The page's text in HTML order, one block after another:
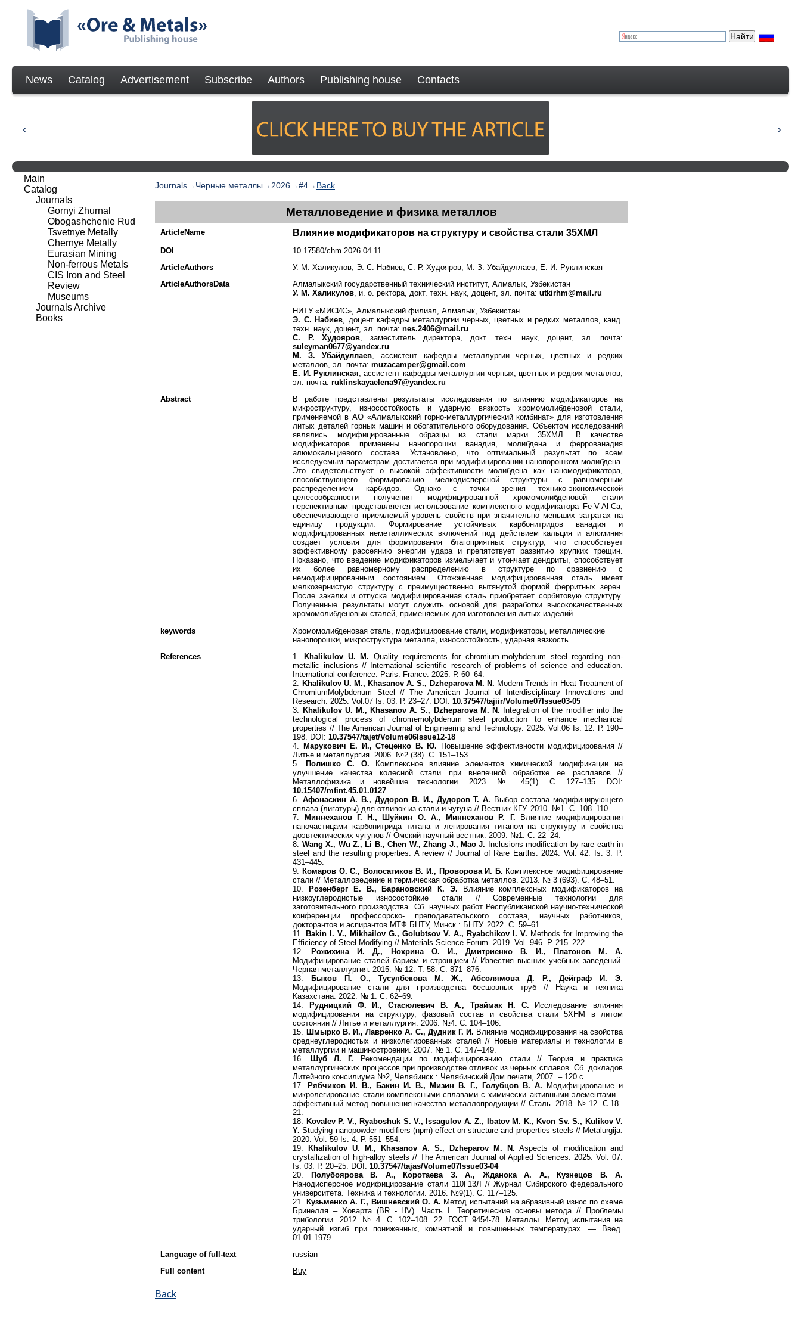
News Catalog Advertisement Subscribe Authors Publishing house Contacts
Journals→ Черные металлы → 2026→#4→ Back
Металловедение и физика металлов
ArticleName Влияние модификаторов на структуру и свойства стали 35ХМЛ
DOI
10.17580/chm.2026.04.11
ArticleAuthors
У. М. Халикулов, Э. С. Набиев, С. Р. Худояров, М. З. Убайдуллаев, Е. И. Руклинская
ArticleAuthorsData
Алмалыкский государственный технический институт, Алмалык, Узбекистан
У. М. Халикулов, и. о. ректора, докт. техн. наук, доцент, эл. почта:utkirhm@mail.ru
НИТУ «МИСИС», Алмалыкский филиал, Алмалык, Узбекистан
Э. С. Набиев, доцент кафедры металлургии черных, цветных и редких металлов, канд.
техн. наук, доцент, эл. почта:nes.2406@mail.ru
С. Р. Худояров, заместитель директора, докт. техн. наук, доцент, эл. почта:
suleyman0677@yandex.ru
М. З. Убайдуллаев, ассистент кафедры металлургии черных, цветных и редких
металлов, эл. почта:muzacamper@gmail.com
Е. И. Руклинская, ассистент кафедры металлургии черных, цветных и редких металлов,
эл. почта:ruklinskayaelena97@yandex.ru
Abstract
В работе представлены результаты исследования по влиянию модификаторов на
микроструктуру, износостойкость и ударную вязкость хромомолибденовой стали,
применяемой в АО «Алмалыкский горно-металлургический комбинат» для изготовления
литых деталей горных машин и обогатительного оборудования. Объектом исследований
являлись модифицированные образцы из стали марки 35ХМЛ. В качестве
модификаторов применены нанопорошки ванадия, молибдена и феррованадия
алюмокальциевого состава. Установлено, что оптимальный результат по всем
исследуемым параметрам достигается при модифицировании нанопорошком молибдена.
Это свидетельствует о высокой эффективности молибдена как наномодификатора,
способствующего формированию мелкодисперсной структуры с равномерным
распределением карбидов. Однако с точки зрения технико-экономической
целесообразности получения модифицированной хромомолибденовой стали
перспективным представляется использование комплексного модификатора Fe-V-Al-Ca,
обеспечивающего приемлемый уровень свойств при значительно меньших затратах на
единицу продукции. Формирование устойчивых карбонитридов ванадия и
модифицированных неметаллических включений под действием кальция и алюминия
создает условия для формирования благоприятных структур, что способствует
эффективному рассеянию энергии удара и препятствует развитию хрупких трещин.
Показано, что введение модификаторов измельчает и утончает дендриты, способствует
их более равномерному распределению в структуре по сравнению с
немодифицированным состоянием. Отожженная модифицированная сталь имеет
мелкозернистую структуру с преимущественно вытянутой формой ферритных зерен.
После закалки и отпуска модифицированная сталь приобретает сорбитовую структуру.
Полученные результаты могут служить основой для разработки высококачественных
хромомолибденовых сталей, применяемых для изготовления литых изделий.
keywords
Хромомолибденовая сталь, модифицирование стали, модификаторы, металлические
нанопорошки, микроструктура металла, износостойкость, ударная вязкость
References
1. Khalikulov U. M. Quality requirements for chromium-molybdenum steel regarding non-
metallic inclusions // International scientific research of problems of science and education.
International conference. Paris. France. 2025. Р. 60–64.
2. Khalikulov U. M., Khasanov A. S., Dzheparovа M. N. Modern Trends in Heat Treatment of
ChromiumMolybdenum Steel // The American Journal of Interdisciplinary Innovations and
Research. 2025. Vol.07 Is. 03. Р. 23–27. DOI:10.37547/tajiir/Volume07Issue03-05
3. Khalikulov U. M., Khasanov A. S., Dzheparovа M. N. Integration of the modifier into the
technological process of chromemolybdenum steel production to enhance mechanical
properties // The American Journal of Engineering and Technology. 2025. Vol.06 Is. 12. Р. 190–
198. DOI: 10.37547/tajet/Volume06Issue12-18
4. Марукович E. И., Стеценко B. Ю. Повышение эффективности модифицирования //
Литье и металлургия. 2006. №2 (38). С. 151–153.
5. Полишко С. O. Комплексное влияние элементов химической модификации на
улучшение качества колесной стали при внепечной обработке ее расплавов //
Металлофизика и новейшие технологии. 2023. № 45(1). С. 127–135. DOI:
10.15407/mfint.45.01.0127
6.
Афонаскин А. В., Дудоров В. И., Дудоров Т. А. Выбор состава модифицирующего
сплава (лигатуры) для отливок из стали и чугуна // Вестник КГУ. 2010. №1. С. 108–110.
7. Миннеханов Г. Н., Шуйкин О. А., Миннеханов Р. Г. Влияние модифицирования
наночастицами карбонитрида титана и легирования титаном на структуру и свойства
доэвтектических чугунов // Омский научный вестник. 2009. №1. С. 22–24.
8. Wang X., Wu Z., Li B., Chen W., Zhang J., Mao J. Inclusions modification by rare earth in
steel and the resulting properties: A review // Journal of Rare Earths. 2024. Vol. 42. Is. 3. P.
431–445.
9. Комаров О. С., Волосатиков В. И., Проворова И. Б. Комплексное модифицирование
стали // Металловедение и термическая обработка металлов. 2013. № 3 (693). С. 48–51.
10.Розенберг Е. В., Барановский К. Э. Влияние комплексных модификаторов на
низкоуглеродистые износостойкие стали // Современные технологии для
заготовительного производства. Сб. научных работ Республиканской научно-технической
конференции профессорско- преподавательского состава, научных работников,
докторантов и аспирантов МТФ БНТУ, Минск : БНТУ. 2022. С. 59–61.
11.Bakin I. V., Mikhailov G., Golubtsov V. A., Ryabchikov I. V. Methods for Improving the
Efficiency of Steel Modifying // Materials Science Forum. 2019. Vol. 946. Р. 215–222.
12.Рожихина И. Д., Нохрина О. И., Дмитриенко В. И., Платонов М. А.
Модифицирование сталей барием и стронцием // Известия высших учебных заведений.
Черная металлургия. 2015. № 12. Т. 58. С. 871–876.
13.Быков П. О., Тусупбекова М. Ж., Абсолямова Д. Р., Дейграф И. Э.
Модифицирование стали для производства бесшовных труб // Наука и техника
Казахстана. 2022. № 1. С. 62–69.
14. Рудницкий Ф. И., Стасюлевич В. А., Траймак Н. С. Исследование влияния
модифицирования на структуру, фазовый состав и свойства стали 5ХНМ в литом
состоянии // Литье и металлургия. 2006. №4. С. 104–106.
15. Шмырко В. И., Лавренко А. С., Дудник Г. И. Влияние модифицирования на свойства
среднеуглеродистых и низколегированных сталей // Новые материалы и технологии в
металлургии и машиностроении. 2007. № 1. С. 147–149.
16. Шуб Л. Г. Рекомендации по модифицированию стали // Теория и практика
металлургических процессов при производстве отливок из черных сплавов. Сб. докладов
Литейного консилиума №2, Челябинск : Челябинский Дом печати, 2007. – 120 с.
17.Рябчиков И. В., Бакин И. В., Мизин В. Г., Голубцов В. А. Модифицирование и
микролегирование стали комплексными сплавами с химически активными элементами –
эффективный метод повышения качества металлопродукции // Сталь. 2018. № 12. С.18–
21.
18. Kovalev P. V., Ryaboshuk S. V., Issagulov A. Z., Ibatov М. K., Kvon Sv. S., Kulikov V.
Y. Studying nanopowder modifiers (npm) effect on structure and properties steels // Metalurgija.
2020. Vol. 59 Is. 4. Р. 551–554.
19.Khalikulov U. M., Khasanov A. S., Dzheparov M. N. Aspects of modification and
crystallization of high-alloy steels // The American Journal of Applied Sciences. 2025. Vol. 07.
Is. 03. Р. 20–25. DOI:10.37547/tajas/Volume07Issue03-04
20.
Полубоярова В. А., Коротаева З. А., Жданока А. А., Кузнецов В. А.
Нанодисперсное модифицирование стали 110Г13Л // Журнал Сибирского федерального
университета. Техника и технологии. 2016. №9(1). С. 117–125.
21. Кузьменко А. Г., Вишневский О. А. Метод испытаний на абразивный износ по схеме
Бринелля – Ховарта (BR - HV). Часть I. Теоретические основы метода // Проблемы
трибологии. 2012. № 4. С. 102–108. 22. ГОСТ 9454-78. Металлы. Метод испытания на
ударный изгиб при пониженных, комнатной и повышенных температурах. — Введ.
01.01.1979.
Language of full-text
russian
Full content
Buy
Back
Main
Catalog
Journals
Gornyi Zhurnal
Obogashchenie Rud
Tsvetnye Metally
Chernye Metally
Eurasian Mining
Non-ferrous Metals
CIS Iron and Steel
Review
Museums
Journals Archive
Books